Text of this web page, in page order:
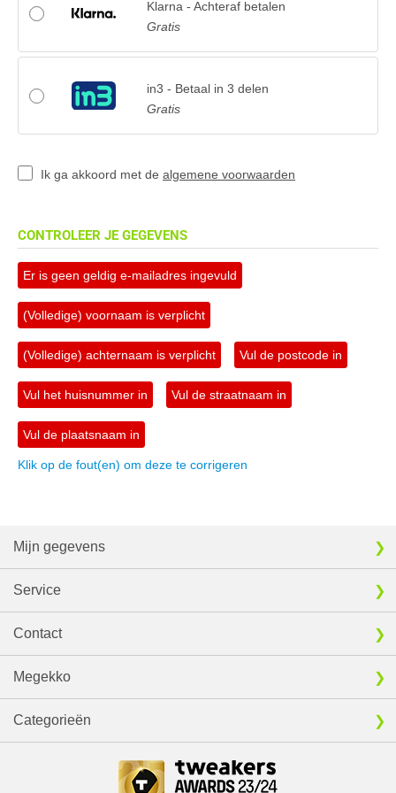
Klarna - Achteraf betalen
Gratis
in3 - Betaal in 3 delen
Gratis
Ik ga akkoord met de algemene voorwaarden
CONTROLEER JE GEGEVENS
Er is geen geldig e-mailadres ingevuld
(Volledige) voornaam is verplicht
(Volledige) achternaam is verplicht Vul de postcode in
Vul het huisnummer in Vul de straatnaam in
Vul de plaatsnaam in
Klik op de fout(en) om deze te corrigeren
Mijn gegevens
Service
Contact
Megekko
Categorieën